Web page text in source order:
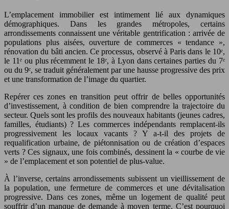
L’emplacement immobilier est intimement lié aux dynamiques
démographiques. Dans les grandes métropoles, certains
arrondissements connaissent une véritable gentrification : arrivée de
populations plus aisées, ouverture de commerces « tendance »,
rénovation du bâti ancien. Ce processus, observé à Paris dans le 10ᵉ,
le 11ᵉ ou plus récemment le 18ᵉ, à Lyon dans certaines parties du 7ᵉ
ou du 9ᵉ, se traduit généralement par une hausse progressive des prix
et une transformation de l’image du quartier.
Repérer ces zones en transition peut offrir de belles opportunités
d’investissement, à condition de bien comprendre la trajectoire du
secteur. Quels sont les profils des nouveaux habitants (jeunes cadres,
familles, étudiants) ? Les commerces indépendants remplacent-ils
progressivement les locaux vacants ? Y a-t-il des projets de
requalification urbaine, de piétonnisation ou de création d’espaces
verts ? Ces signaux, une fois combinés, dessinent la « courbe de vie
» de l’emplacement et son potentiel de plus-value.
À l’inverse, certains arrondissements subissent un vieillissement de
la population, une fermeture de commerces et une dévitalisation
progressive. Dans ces zones, même un logement de qualité peut
souffrir d’un manque de demande à moyen terme. C’est pourquoi